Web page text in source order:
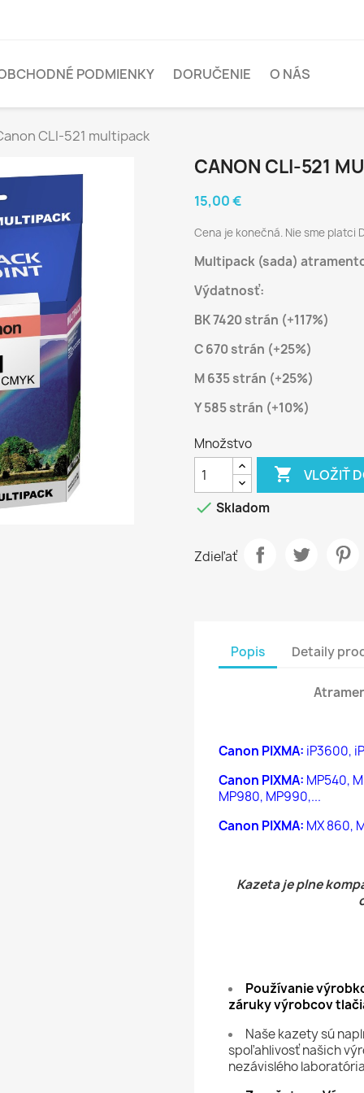
PODMIENKY DORUČENIE O NÁS
CLI-521 multipack
CANON CLI-521
15,00 €
Cena je konečná. Nie sme platci
Multipack (sada)
Výdatnosť:
BK 7420 strán (+117%)
C 670 strán (+25%)
M 635 strán (+25%)
Y 585 strán (+10%)
Množstvo
 VLOŽIŤ
 Skladom
Zdieľať
Popis Detaily
Canon PIXMA: iP3600,
Canon PIXMA: MP540,
MP980, MP990,...
Canon PIXMA: MX 860,
Kazeta je plne
Používanie
záruky výrobcov
Naše kazety sú
spoľahlivosť našich
nezávislého